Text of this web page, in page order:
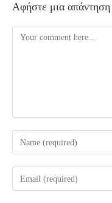
Αφήστε μια απάντηση
Comment
Enter
your
name
Enter
your